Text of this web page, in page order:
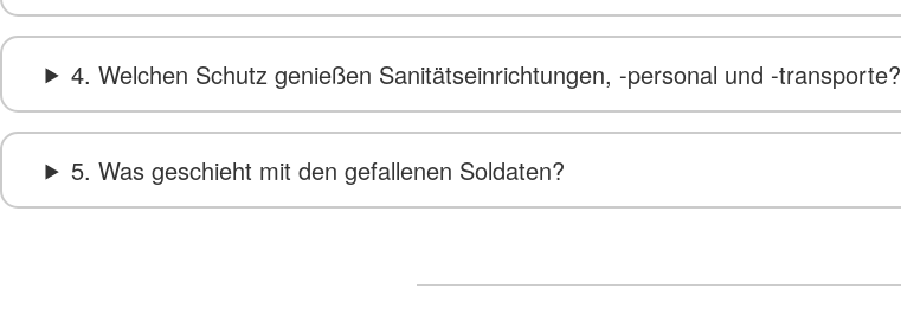
4. Welchen Schutz genießen Sanitätseinrichtungen, -personal und -transporte?
5. Was geschieht mit den gefallenen Soldaten?